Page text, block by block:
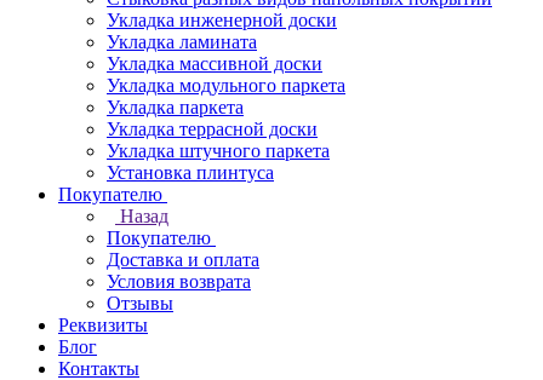
Укладка инженерной доски
Укладка ламината
Укладка массивной доски
Укладка модульного паркета
Укладка паркета
Укладка террасной доски
Укладка штучного паркета
Установка плинтуса
Покупателю
Назад
Покупателю
Доставка и оплата
Условия возврата
Отзывы
Реквизиты
Блог
Контакты